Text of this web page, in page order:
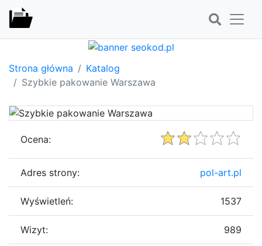
Strona główna
Katalog
Szybkie pakowanie Warszawa
Ocena:
Adres strony: pol-art.pl
Wyświetleń: 1537
Wizyt: 989